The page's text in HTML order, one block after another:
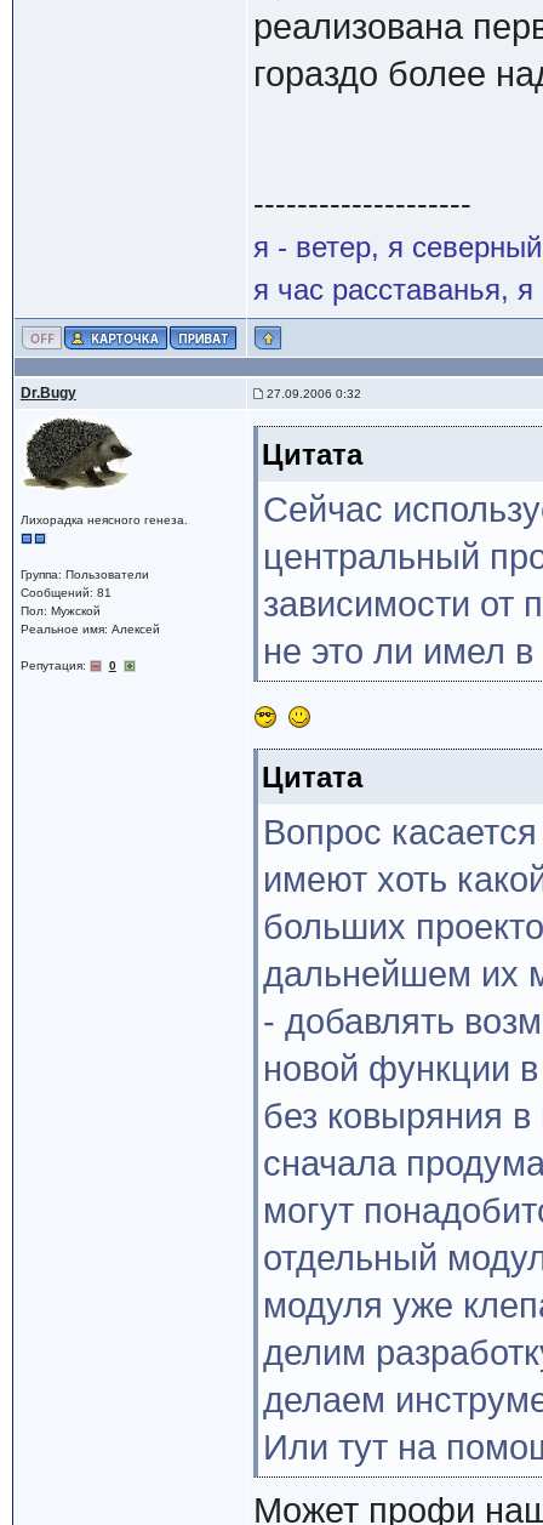
реализована
гораздо более
--------------------
я - ветер, я
я час расставанья,
Dr.Bugy 27.09.2006 0:32
Лихорадка неясного генеза.
Группа: Пользователи
Сообщений: 81
Пол: Мужской
Реальное имя: Алексей
Репутация: 0
Цитата
Сейчас
центральный
зависимости от
не это ли имел
Цитата
Вопрос
имеют хоть
больших
дальнейшем их
- добавлять
новой функции
без ковыряния
сначала
могут
отдельный
модуля уже
делим
делаем
Или тут на
Может профи